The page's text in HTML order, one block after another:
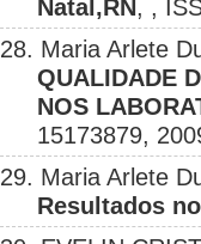
Natal,RN, ,
28. Maria Arlete
QUALIDADE
NOS
15173879,
29. Maria Arlete
Resultados